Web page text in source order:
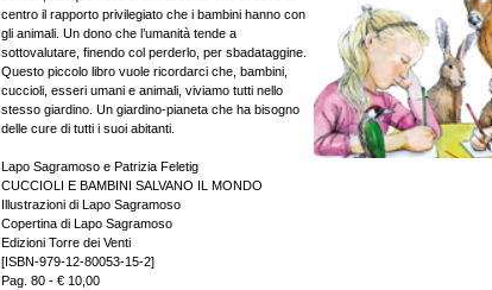
centro il rapporto privilegiato che i bambini hanno con
gli animali. Un dono che l’umanità tende a
sottovalutare, finendo col perderlo, per sbadataggine.
Questo piccolo libro vuole ricordarci che, bambini,
cuccioli, esseri umani e animali, viviamo tutti nello
stesso giardino. Un giardino-pianeta che ha bisogno
delle cure di tutti i suoi abitanti.
Lapo Sagramoso e Patrizia Feletig
CUCCIOLI E BAMBINI SALVANO IL MONDO
Illustrazioni di Lapo Sagramoso
Copertina di Lapo Sagramoso
Edizioni Torre dei Venti
[ISBN-979-12-80053-15-2]
Pag. 80 - € 10,00